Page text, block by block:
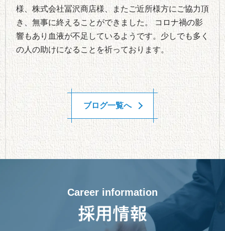
様、株式会社冨沢商店様、またご近所様方にご協力頂
き、無事に終えることができました。 コロナ禍の影
響もあり血液が不足しているようです。少しでも多く
の人の助けになることを祈っております。
ブログ一覧へ
Career information